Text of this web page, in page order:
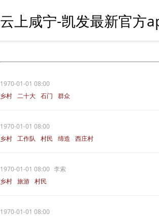
云上咸宁-凯发最新官方
1970-01-01 08:00
乡村 二十大 石门 群众
1970-01-01 08:00
乡村 工作队 村民 缔造 西庄村
1970-01-01 08:00 李索
乡村 旅游 村民
1970-01-01 08:00